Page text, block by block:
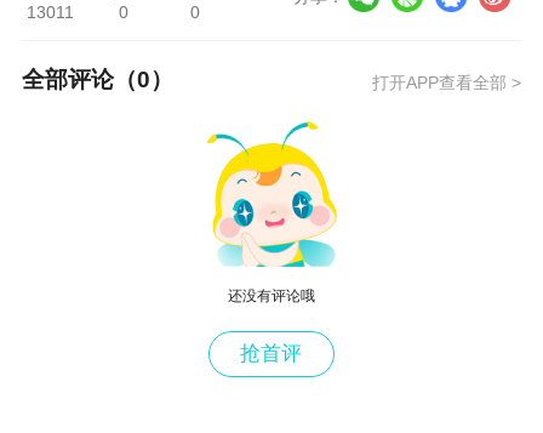
财务管理
13011 0 0
全部评论（0） 打开APP查看全部 >
还没有评论哦
抢首评